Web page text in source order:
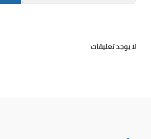
لا يوجد تعليقات